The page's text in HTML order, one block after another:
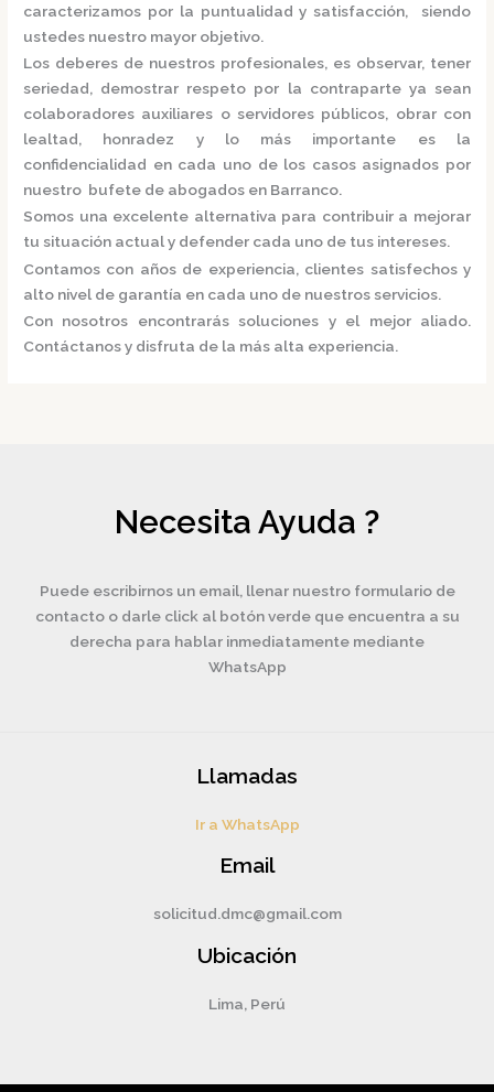
caracterizamos por la puntualidad y satisfacción, siendo
ustedes nuestro mayor objetivo.
Los deberes de nuestros profesionales, es observar, tener
seriedad, demostrar respeto por la contraparte ya sean
colaboradores auxiliares o servidores públicos, obrar con
lealtad, honradez y lo más importante es la
confidencialidad en cada uno de los casos asignados por
nuestro bufete de abogados en Barranco.
Somos una excelente alternativa para contribuir a mejorar
tu situación actual y defender cada uno de tus intereses.
Contamos con años de experiencia, clientes satisfechos y
alto nivel de garantía en cada uno de nuestros servicios.
Con nosotros encontrarás soluciones y el mejor aliado.
Contáctanos y disfruta de la más alta experiencia.
Necesita Ayuda ?
Puede escribirnos un email, llenar nuestro formulario de
contacto o darle click al botón verde que encuentra a su
derecha para hablar inmediatamente mediante
WhatsApp
Llamadas
Ir a WhatsApp
Email
solicitud.dmc@gmail.com
Ubicación
Lima, Perú